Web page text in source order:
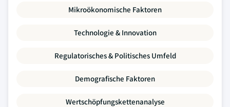
Mikroökonomische Faktoren
Technologie & Innovation
Regulatorisches & Politisches Umfeld
Demografische Faktoren
Wertschöpfungskettenanalyse